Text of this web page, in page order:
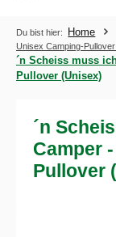
Du bist hier: Home
Unisex Camping-
´n Scheiss muss
Pullover (Unisex)
´n
Camper
Pullover